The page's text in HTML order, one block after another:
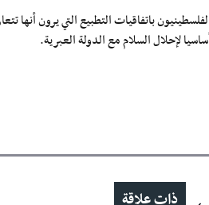
باتفاقيات التطبيع التي يرون أنها
لإحلال السلام مع الدولة العبرية.
ذات علاقة